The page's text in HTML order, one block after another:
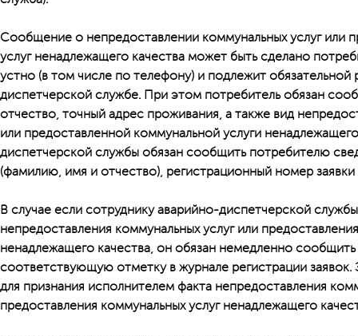
Сообщение о непредоставлении коммунальных услуг или
услуг ненадлежащего качества может быть сделано
устно (в том числе по телефону) и подлежит обязательной
диспетчерской службе. При этом потребитель обязан
отчество, точный адрес проживания, а также вид
или предоставленной коммунальной услуги
диспетчерской службы обязан сообщить потребителю
(фамилию, имя и отчество), регистрационный номер
В случае если сотруднику аварийно-диспетчерской
непредоставления коммунальных услуг или
ненадлежащего качества, он обязан немедленно
соответствующую отметку в журнале регистрации
для признания исполнителем факта непредоставления
предоставления коммунальных услуг ненадлежащего